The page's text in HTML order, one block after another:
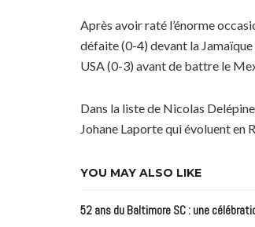
Après avoir raté l’énorme
défaite (0-4) devant la
USA (0-3) avant de battre le
Dans la liste de Nicolas
Johane Laporte qui évoluent en
YOU MAY ALSO LIKE
52 ans du Baltimore SC : une